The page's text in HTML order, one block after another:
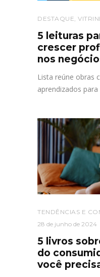
DESTAQUE,
5 leituras
crescer
nos
Lista reúne obras
aprendizados
TENDÊNCIAS E
28 de junho de 2024
5 livros
do
você